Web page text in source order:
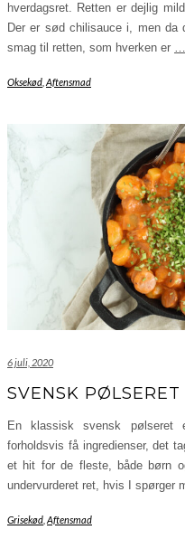
hverdagsret. Retten er dejlig
Der er sød chilisauce i, men da
smag til retten, som hverken er …
Oksekød Aftensmad
6 juli, 2020
SVENSK PØLSERET
En klassisk svensk
forholdsvis få ingredienser, det
et hit for de fleste, både børn
undervurderet ret, hvis I spørger
Grisekød Aftensmad